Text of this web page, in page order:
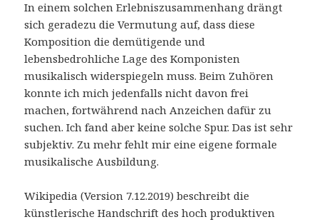
In einem solchen Erlebniszusammenhang drängt
sich geradezu die Vermutung auf, dass diese
Komposition die demütigende und
lebensbedrohliche Lage des Komponisten
musikalisch widerspiegeln muss. Beim Zuhören
konnte ich mich jedenfalls nicht davon frei
machen, fortwährend nach Anzeichen dafür zu
suchen. Ich fand aber keine solche Spur. Das ist sehr
subjektiv. Zu mehr fehlt mir eine eigene formale
musikalische Ausbildung.
Wikipedia (Version 7.12.2019) beschreibt die
künstlerische Handschrift des hoch produktiven